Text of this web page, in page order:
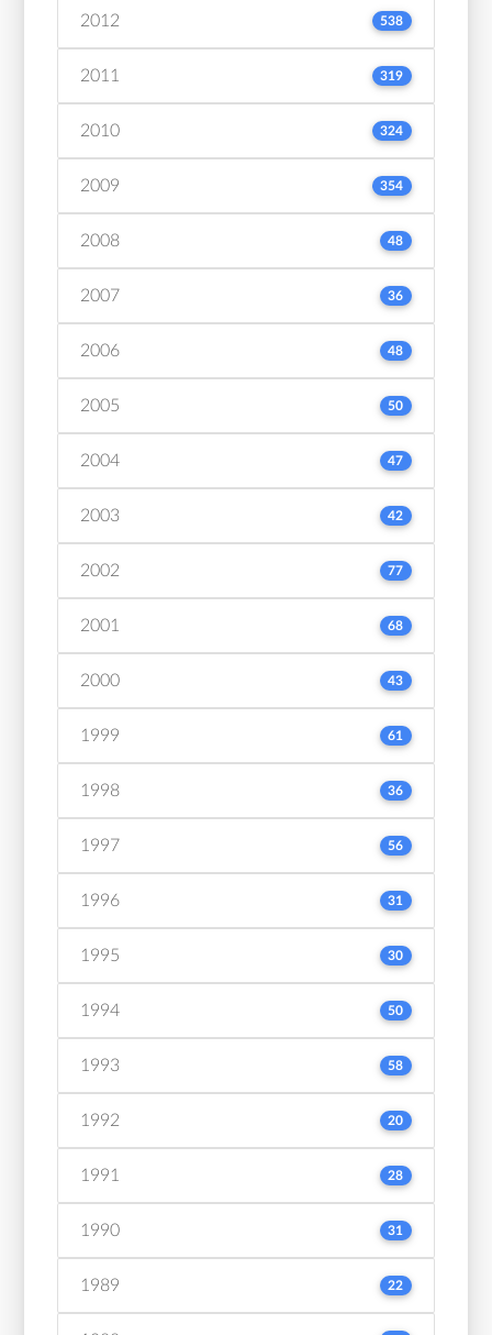
2012 538
2011 319
2010 324
2009 354
2008 48
2007 36
2006 48
2005 50
2004 47
2003 42
2002 77
2001 68
2000 43
1999 61
1998 36
1997 56
1996 31
1995 30
1994 50
1993 58
1992 20
1991 28
1990 31
1989 22